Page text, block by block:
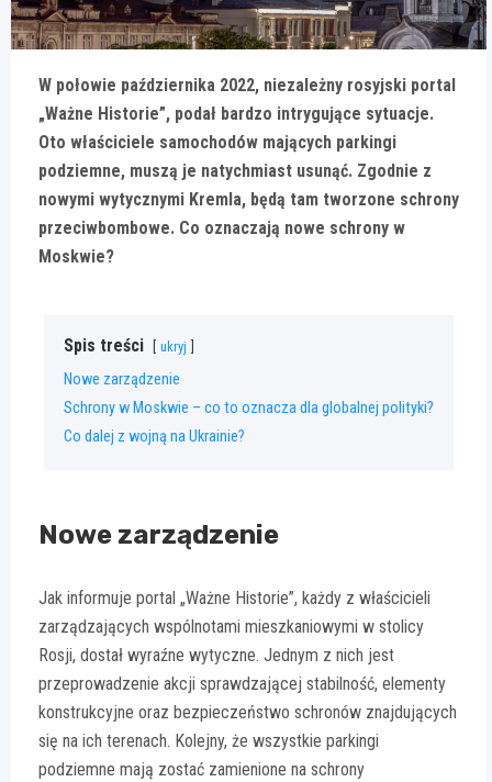
W połowie października 2022, niezależny rosyjski portal
„Ważne Historie”, podał bardzo intrygujące sytuacje.
Oto właściciele samochodów mających parkingi
podziemne, muszą je natychmiast usunąć. Zgodnie z
nowymi wytycznymi Kremla, będą tam tworzone schrony
przeciwbombowe. Co oznaczają nowe schrony w
Moskwie?
Spis treści ukryj
Nowe zarządzenie
Schrony w Moskwie – co to oznacza dla globalnej polityki?
Co dalej z wojną na Ukrainie?
Nowe zarządzenie
Jak informuje portal „Ważne Historie”, każdy z właścicieli
zarządzających wspólnotami mieszkaniowymi w stolicy
Rosji, dostał wyraźne wytyczne. Jednym z nich jest
przeprowadzenie akcji sprawdzającej stabilność, elementy
konstrukcyjne oraz bezpieczeństwo schronów znajdujących
się na ich terenach. Kolejny, że wszystkie parkingi
podziemne mają zostać zamienione na schrony